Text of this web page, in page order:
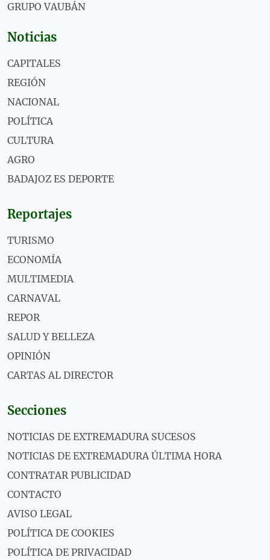
GRUPO VAUBÁN
Noticias
CAPITALES
REGIÓN
NACIONAL
POLÍTICA
CULTURA
AGRO
BADAJOZ ES DEPORTE
Reportajes
TURISMO
ECONOMÍA
MULTIMEDIA
CARNAVAL
REPOR
SALUD Y BELLEZA
OPINIÓN
CARTAS AL DIRECTOR
Secciones
NOTICIAS DE EXTREMADURA SUCESOS
NOTICIAS DE EXTREMADURA ÚLTIMA HORA
CONTRATAR PUBLICIDAD
CONTACTO
AVISO LEGAL
POLÍTICA DE COOKIES
POLÍTICA DE PRIVACIDAD